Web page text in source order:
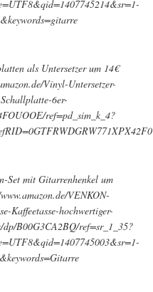
als Untersetzer um 14€
Vinyl-Untersetzer-
Schallplatte-6er-
ref=pd_sim_k_4?
Set mit Gitarrenhenkel um
VENKON-
Kaffeetasse-hochwertiger-
dp/B00G3CA2BQ/ref=sr_1_35?